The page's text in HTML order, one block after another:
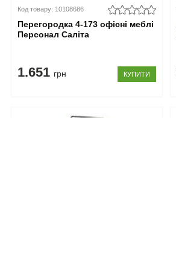
Код товару: 10108686
Перегородка 4-173 офісні меблі
Персонал Саліта
1.651 грн КУПИТИ